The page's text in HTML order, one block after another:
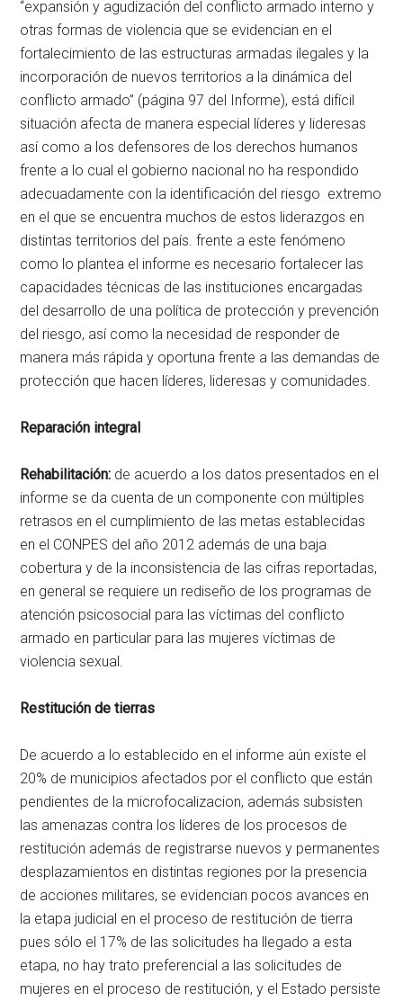
“expansión y agudización del conflicto armado interno y
otras formas de violencia que se evidencian en el
fortalecimiento de las estructuras armadas ilegales y la
incorporación de nuevos territorios a la dinámica del
conflicto armado” (página 97 del Informe), está difícil
situación afecta de manera especial líderes y lideresas
así como a los defensores de los derechos humanos
frente a lo cual el gobierno nacional no ha respondido
adecuadamente con la identificación del riesgo extremo
en el que se encuentra muchos de estos liderazgos en
distintas territorios del país. frente a este fenómeno
como lo plantea el informe es necesario fortalecer las
capacidades técnicas de las instituciones encargadas
del desarrollo de una política de protección y prevención
del riesgo, así como la necesidad de responder de
manera más rápida y oportuna frente a las demandas de
protección que hacen líderes, lideresas y comunidades.
Reparación integral
Rehabilitación: de acuerdo a los datos presentados en el
informe se da cuenta de un componente con múltiples
retrasos en el cumplimiento de las metas establecidas
en el CONPES del año 2012 además de una baja
cobertura y de la inconsistencia de las cifras reportadas,
en general se requiere un rediseño de los programas de
atención psicosocial para las víctimas del conflicto
armado en particular para las mujeres víctimas de
violencia sexual.
Restitución de tierras
De acuerdo a lo establecido en el informe aún existe el
20% de municipios afectados por el conflicto que están
pendientes de la microfocalizacion, además subsisten
las amenazas contra los líderes de los procesos de
restitución además de registrarse nuevos y permanentes
desplazamientos en distintas regiones por la presencia
de acciones militares, se evidencian pocos avances en
la etapa judicial en el proceso de restitución de tierra
pues sólo el 17% de las solicitudes ha llegado a esta
etapa, no hay trato preferencial a las solicitudes de
mujeres en el proceso de restitución, y el Estado persiste